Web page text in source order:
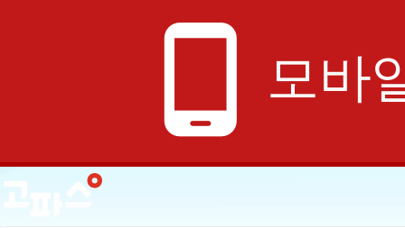
phone_android 모바